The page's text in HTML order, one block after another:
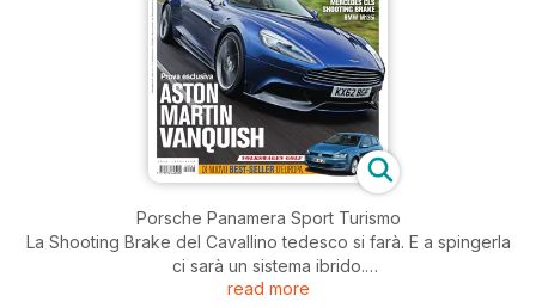
Porsche Panamera Sport Turismo
La Shooting Brake del Cavallino tedesco si farà. E a spingerla
ci sarà un sistema ibrido.
read more